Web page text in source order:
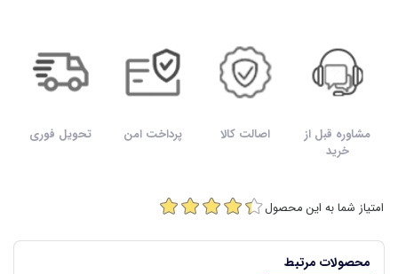
مشاوره قبل از
خرید
اصالت کالا پرداخت امن تحویل فوری
امتیاز شما به این محصول
محصولات مرتبط